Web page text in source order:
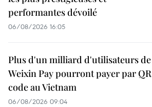
performantes dévoilé
06/08/2026 16:05
Plus d'un milliard d'utilisateurs de
Weixin Pay pourront payer par QR
code au Vietnam
06/08/2026 09:04